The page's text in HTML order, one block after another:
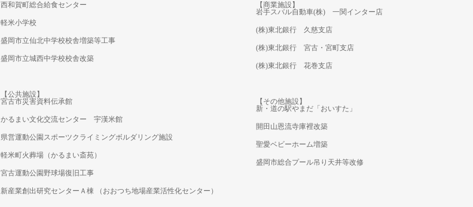
西和賀町総合給食センター
軽米小学校
盛岡市立仙北中学校校舎増築等工事
盛岡市立城西中学校校舎改築
【公共施設】
宮古市災害資料伝承館
かるまい文化交流センター 宇漢米館
県営運動公園スポーツクライミングボルダリング施設
軽米町火葬場（かるまい斎苑）
宮古運動公園野球場復旧工事
新産業創出研究センターＡ棟 （おおつち地場産業活性化センター）
【商業施設】
岩手スバル自動車(株) 一関インター店
(株)東北銀行 久慈支店
(株)東北銀行 宮古・宮町支店
(株)東北銀行 花巻支店
【その他施設】
新・道の駅やまだ「おいすた」
開田山恩流寺庫裡改築
聖愛ベビーホーム増築
盛岡市総合プール吊り天井等改修